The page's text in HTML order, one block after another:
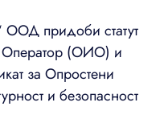
ООД придоби статут
(ОИО) и
за Опростени
и безопасност